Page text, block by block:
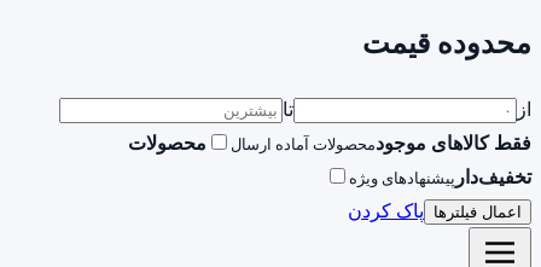
محدوده قیمت
از
تا
فقط کالاهای موجودمحصولات آماده ارسال
محصولات
تخفیف‌دار پیشنهادهای ویژه
اعمال فیلترها پاک کردن